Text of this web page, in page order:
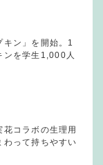
キン」を開始。1
ンを学生1,000人
コラボの生理用
わって持ちやすい